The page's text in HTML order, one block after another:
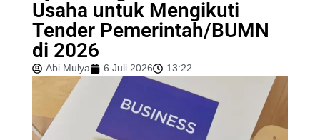
Usaha untuk Mengikuti
Tender Pemerintah/BUMN
di 2026
Abi Mulya 6 Juli 2026 13:22